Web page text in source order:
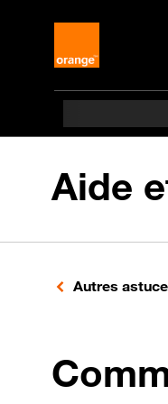
Aide
Autres